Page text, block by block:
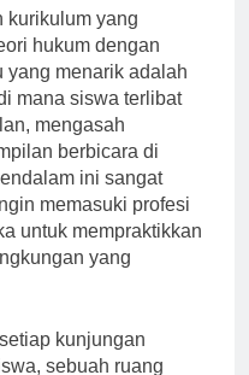
kurikulum yang
hukum dengan
menarik adalah
mana siswa terlibat
mengasah
berbicara di
ini sangat
memasuki profesi
untuk mempraktikkan
yang
kunjungan